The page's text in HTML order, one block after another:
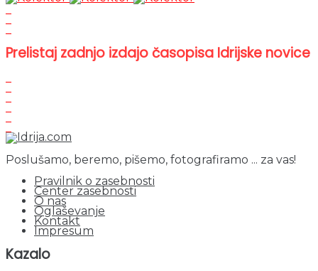
Prelistaj zadnjo izdajo časopisa Idrijske novice
Poslušamo, beremo, pišemo, fotografiramo ... za vas!
Pravilnik o zasebnosti
Center zasebnosti
O nas
Oglaševanje
Kontakt
Impresum
Kazalo